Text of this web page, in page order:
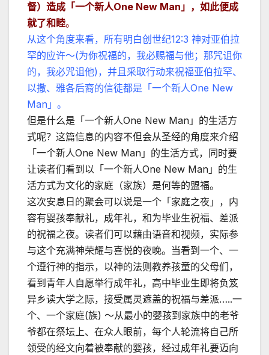
督）造成「一个新人One New Man 」，如此便成
就了和睦。
从这个角度来看，所有明白创世纪12:3 神对亚伯拉
罕的应许～(为你祝福的，我必赐福与他；那咒诅你
的，我必咒诅他)，并且采取行动来祝福亚伯拉罕、
以撒、雅各后裔的信徒都是「一个新人One New
Man」。
但是什么是「一个新人One New Man」的生活方
式呢？这篇信息的内容不但会从圣经的角度来介绍
「一个新人One New Man」的生活方式，同时要
让读者们看到以「一个新人One New Man」的生
活方式为文化的家庭（家族）是何等的盟福。
这次安息日的聚会可以说是一个「家庭之夜」，内
容有婴孩奉献礼，成年礼，和为毕业生祝福、差派
的祝福之夜。读者们可以藉由语音和视频，实际参
与这个充满神荣耀与喜悦的夜晚。当看到一个、一
个遵行神的指示，以神的法则教养孩童的父母们，
看到青年人自愿举行成年礼，高中毕业生即将负笈
异乡读大学之际，接受属灵遮盖的祝福与差派…..一
个、一个家庭(族) ～从最小的婴孩到家族中的老爷
爷都在祭坛上、在众人眼前，每个人轮流将自己所
领受的经文向着被奉献的婴孩，经过成年礼要迈向